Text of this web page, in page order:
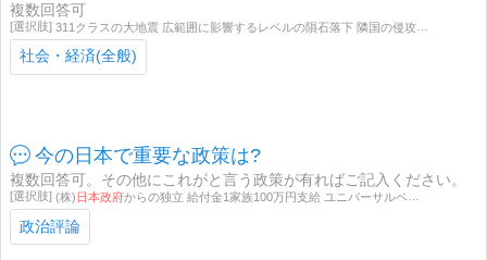
複数回答可
311クラスの大地震 広範囲に影響するレベルの隕石落下 隣国の侵攻と国内でのゲリラ戦 バイオハザード 核攻撃を受ける
社会・経済(全般)
今の日本で重要な政策は?
複数回答可。その他にこれがと言う政策が有ればご記入ください。
(株)日本政府からの独立 給付金1家族100万円支給 ユニバーサルベーシックインカム(月25万円) 各種税金の廃止。社保廃止。 大統領制度に変える 派遣法。種苗法など悪法の廃止 103万円控除引上げ 子供手当 増税 経団連。学会。労組など腐敗の温床組織の解体 天皇に大政奉還 アメリカの州に編入(トランプ政権下限定) その他
政治評論